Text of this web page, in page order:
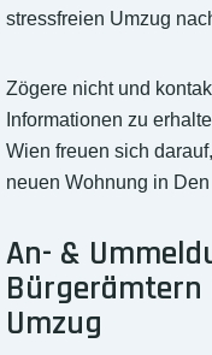
stressfreien Umzug
Zögere nicht und
Informationen zu
Wien freuen sich
neuen Wohnung in
An- &
Bürgerämtern
Umzug